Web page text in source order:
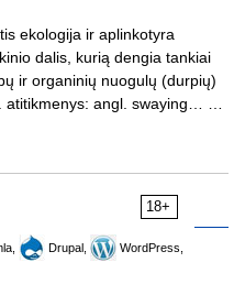
ekologija ir aplinkotyra
dalis, kurią dengia tankiai
ir organinių nuogulų (durpių)
atitikmenys: angl. swaying… …
18+
Drupal,
WordPress,